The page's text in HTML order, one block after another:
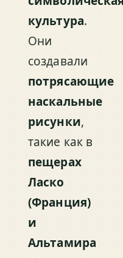
культура.
Они
создавали
потрясающие
наскальные
рисунки,
такие как в
пещерах
Ласко
(Франция)
и
Альтамира